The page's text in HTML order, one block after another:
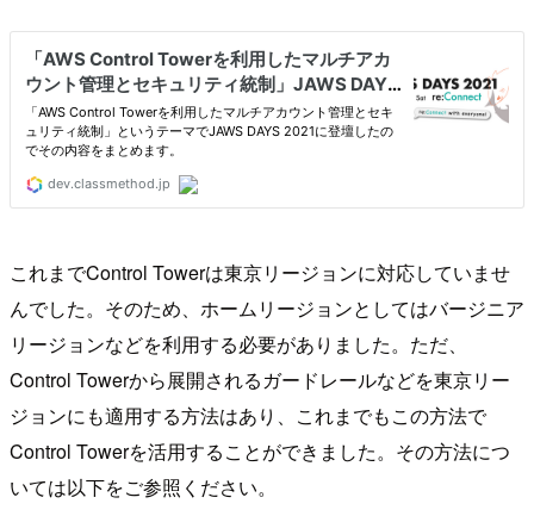
これまでControl Towerは東京リージョンに対応していませ
んでした。そのため、ホームリージョンとしてはバージニア
リージョンなどを利用する必要がありました。ただ、
Control Towerから展開されるガードレールなどを東京リー
ジョンにも適用する方法はあり、これまでもこの方法で
Control Towerを活用することができました。その方法につ
いては以下をご参照ください。